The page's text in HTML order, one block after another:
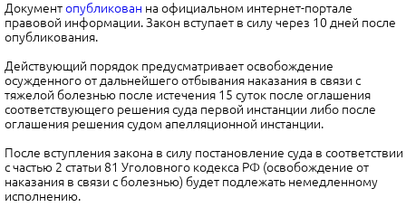
Документопубликован на официальном интернет-портале
правовой информации. Закон вступает в силу через 10 дней после
опубликования.
Действующий порядок предусматривает освобождение
осужденного от дальнейшего отбывания наказания в связи с
тяжелой болезнью после истечения 15 суток после оглашения
соответствующего решения суда первой инстанции либо после
оглашения решения судом апелляционной инстанции.
После вступления закона в силу постановление суда в соответствии
с частью 2 статьи 81 Уголовного кодекса РФ (освобождение от
наказания в связи с болезнью) будет подлежать немедленному
исполнению.